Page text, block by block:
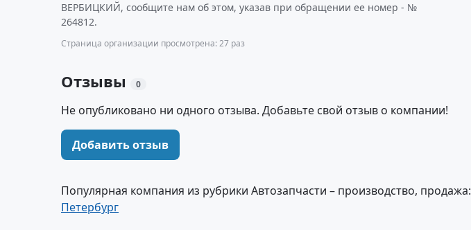
ВЕРБИЦКИЙ, сообщите нам об этом, указав при обращении ее номер - №
264812.
Страница организации просмотрена: 27 раз
Отзывы 0
Не опубликовано ни одного отзыва. Добавьте свой отзыв о компании!
Добавить отзыв
Популярная компания из рубрики Автозапчасти – производство, продажа:
Петербург